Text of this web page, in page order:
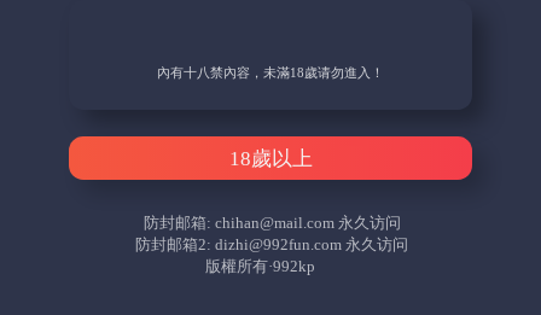
內有十八禁內容，未滿18歲请勿進入！
18歲以上
防封邮箱: chihan@mail.com永久访问
防封邮箱2:dizhi@992fun.com 永久访问
版權所有·992kp